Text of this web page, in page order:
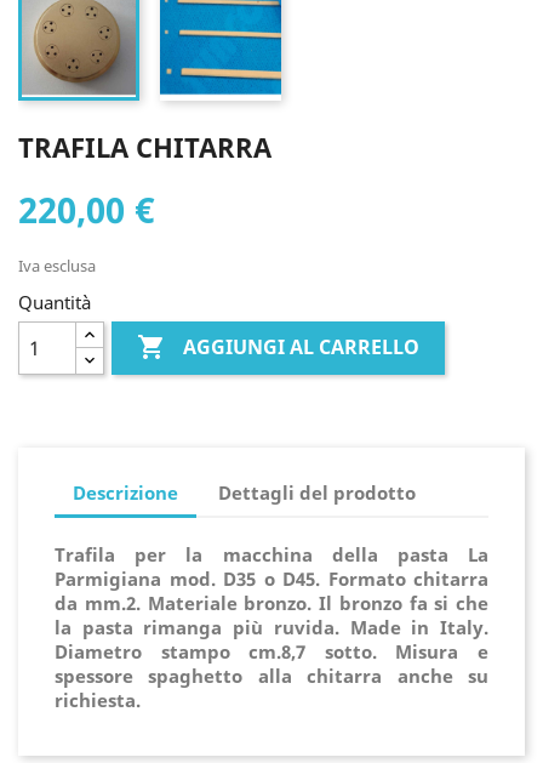
TRAFILA CHITARRA
220,00 €
Iva esclusa
Quantità
 AGGIUNGI AL CARRELLO
Descrizione Dettagli del prodotto
Trafila per la macchina della pasta La
Parmigiana mod. D35 o D45. Formato chitarra
da mm.2. Materiale bronzo. Il bronzo fa si che
la pasta rimanga più ruvida. Made in Italy.
Diametro stampo cm.8,7 sotto. Misura e
spessore spaghetto alla chitarra anche su
richiesta.